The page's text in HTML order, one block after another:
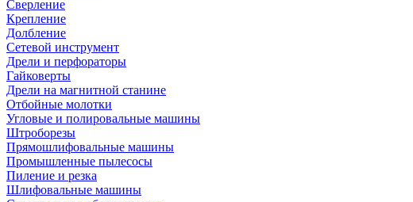
Сверление
Крепление
Долбление
Сетевой инструмент
Дрели и перфораторы
Гайковерты
Дрели на магнитной станине
Отбойные молотки
Угловые и полировальные машины
Штроборезы
Прямошлифовальные машины
Промышленные пылесосы
Пиление и резка
Шлифовальные машины